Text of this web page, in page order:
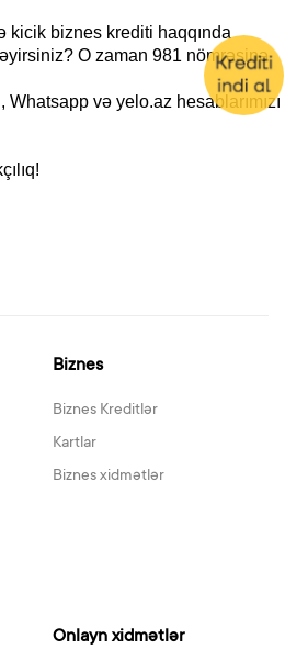
kicik biznes krediti haqqında
O zaman 981 nömrəsinə
və yelo.az hesablarımızı
Biznes
Biznes Kreditlər
Kartlar
Biznes xidmətlər
Onlayn xidmətlər